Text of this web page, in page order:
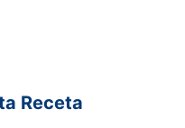
Receta